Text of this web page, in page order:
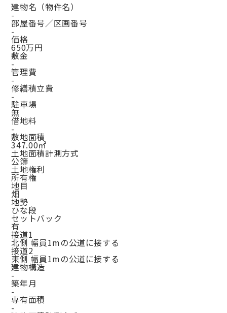
建物名（物件名）
-
部屋番号／区画番号
-
価格
650万円
敷金
-
管理費
-
修繕積立費
-
駐車場
無
借地料
-
敷地面積
347.00㎡
土地面積計測方式
公簿
土地権利
所有権
地目
畑
地勢
ひな段
セットバック
有
接道1
北側 幅員1mの公道に接する
接道2
東側 幅員1mの公道に接する
建物構造
-
築年月
-
専有面積
-